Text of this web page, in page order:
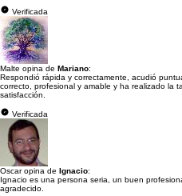
Verificada
Malte opina de Mariano:
Respondió rápida y correctamente, acudió
correcto, profesional y amable y ha realizado la
satisfacción.
Verificada
Oscar opina de Ignacio:
Ignacio es una persona seria, un buen
agradecido.